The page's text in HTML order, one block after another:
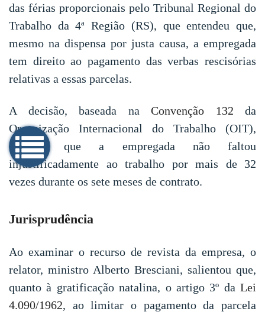
das férias proporcionais pelo Tribunal Regional do
Trabalho da 4ª Região (RS), que entendeu que,
mesmo na dispensa por justa causa, a empregada
tem direito ao pagamento das verbas rescisórias
relativas a essas parcelas.
A decisão, baseada na Convenção 132 da
Organização Internacional do Trabalho (OIT),
observa que a empregada não faltou
injustificadamente ao trabalho por mais de 32
vezes durante os sete meses de contrato.
Jurisprudência
Ao examinar o recurso de revista da empresa, o
relator, ministro Alberto Bresciani, salientou que,
quanto à gratificação natalina, o artigo 3º da Lei
4.090/1962, ao limitar o pagamento da parcela